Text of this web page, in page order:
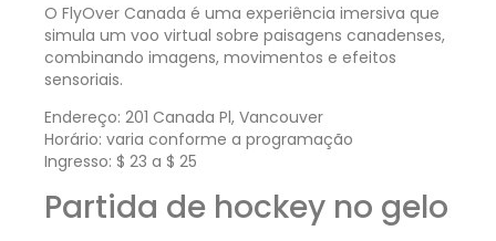
O FlyOver Canada é uma experiência imersiva que
simula um voo virtual sobre paisagens canadenses,
combinando imagens, movimentos e efeitos
sensoriais.
Endereço: 201 Canada Pl, Vancouver
Horário: varia conforme a programação
Ingresso: $ 23 a $ 25
Partida de hockey no gelo